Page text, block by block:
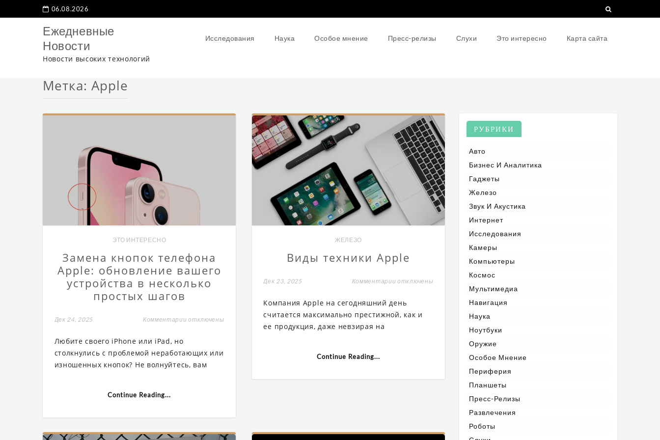
06.08.2026
Ежедневные
Новости
Новости высоких технологий
Исследования Наука Особое мнение Пресс-релизы Слухи Это интересно Карта сайта
Метка: Apple
ЭТО ИНТЕРЕСНО
Замена кнопок телефона
Apple: обновление вашего
устройства в несколько
простых шагов
Дек 24, 2025 Комментарии к
Apple:
обновление
отключены
Любите своего iPhone или iPad, но
столкнулись с проблемой неработающих или
изношенных кнопок? Не волнуйтесь, вам
Continue Reading...
ЖЕЛЕЗО
Виды техники Apple
Дек 23, 2025 Комментарии к
техники
Apple
отключены
Компания Apple на сегодняшний день
считается максимально престижной, как и
ее продукция, даже невзирая на
Continue Reading...
РУБРИКИ
Авто
Бизнес И Аналитика
Гаджеты
Железо
Звук И Акустика
Интернет
Исследования
Камеры
Компьютеры
Космос
Мультимедиа
Навигация
Наука
Ноутбуки
Оружие
Особое Мнение
Периферия
Планшеты
Пресс-Релизы
Развлечения
Роботы